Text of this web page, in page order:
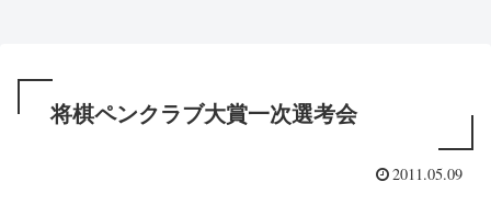
将棋ペンクラブ大賞一次選考会
2011.05.09